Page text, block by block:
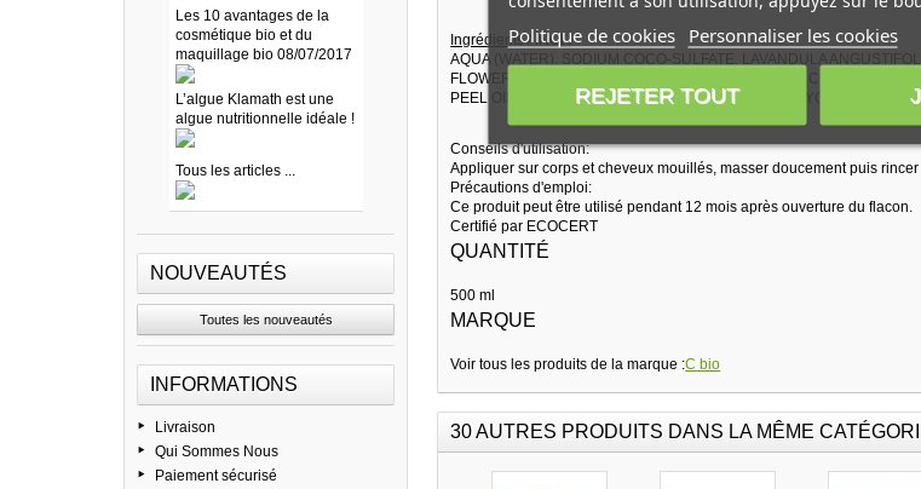
Les 10 avantages de la
cosmétique bio et du
maquillage bio 08/07/2017
L’algue Klamath est une
algue nutritionnelle idéale !
Tous les articles ...
NOUVEAUTÉS
Toutes les nouveautés
INFORMATIONS
Livraison
Qui Sommes Nous
Paiement sécurisé
Ingrédients / INCI :
AQUA (WATER), SODIUM COCO-SULFATE, LAVANDULA
FLOWER/LEAF/STEM WATER *, COCO-GLUCOSIDE, COCO-
PEEL OIL*, THYMUS MASTICHINA FLOWER OIL*, GLYCERIN,
Conseils d'utilisation:
Appliquer sur corps et cheveux mouillés, masser doucement puis
Précautions d'emploi:
Ce produit peut être utilisé pendant 12 mois après ouverture du flacon.
Certifié par ECOCERT
QUANTITÉ
500 ml
MARQUE
Voir tous les produits de la marque :C bio
30 AUTRES PRODUITS DANS LA MÊME
Politique de cookies Personnaliser les cookies
REJETER TOUT